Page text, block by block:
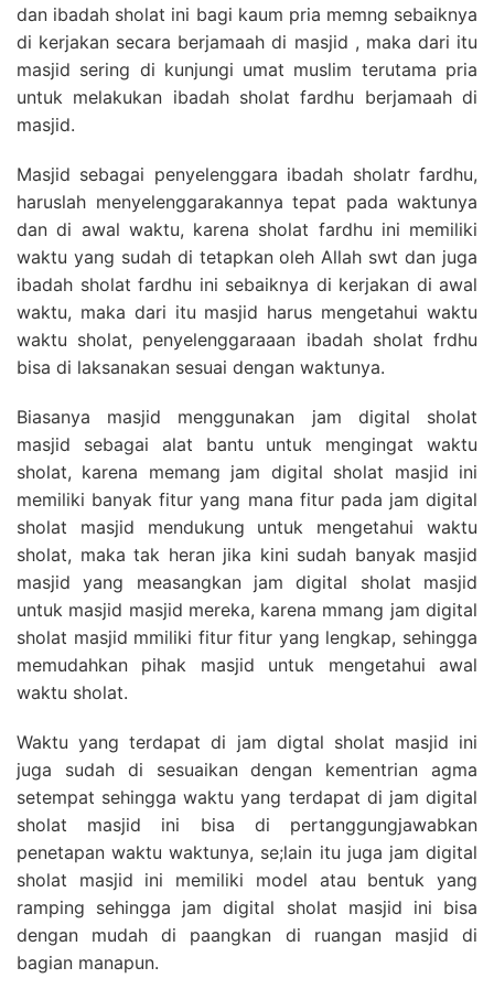
dan ibadah sholat ini bagi kaum pria memng sebaiknya
di kerjakan secara berjamaah di masjid , maka dari itu
masjid sering di kunjungi umat muslim terutama pria
untuk melakukan ibadah sholat fardhu berjamaah di
masjid.
Masjid sebagai penyelenggara ibadah sholatr fardhu,
haruslah menyelenggarakannya tepat pada waktunya
dan di awal waktu, karena sholat fardhu ini memiliki
waktu yang sudah di tetapkan oleh Allah swt dan juga
ibadah sholat fardhu ini sebaiknya di kerjakan di awal
waktu, maka dari itu masjid harus mengetahui waktu
waktu sholat, penyelenggaraaan ibadah sholat frdhu
bisa di laksanakan sesuai dengan waktunya.
Biasanya masjid menggunakan jam digital sholat
masjid sebagai alat bantu untuk mengingat waktu
sholat, karena memang jam digital sholat masjid ini
memiliki banyak fitur yang mana fitur pada jam digital
sholat masjid mendukung untuk mengetahui waktu
sholat, maka tak heran jika kini sudah banyak masjid
masjid yang measangkan jam digital sholat masjid
untuk masjid masjid mereka, karena mmang jam digital
sholat masjid mmiliki fitur fitur yang lengkap, sehingga
memudahkan pihak masjid untuk mengetahui awal
waktu sholat.
Waktu yang terdapat di jam digtal sholat masjid ini
juga sudah di sesuaikan dengan kementrian agma
setempat sehingga waktu yang terdapat di jam digital
sholat masjid ini bisa di pertanggungjawabkan
penetapan waktu waktunya, se;lain itu juga jam digital
sholat masjid ini memiliki model atau bentuk yang
ramping sehingga jam digital sholat masjid ini bisa
dengan mudah di paangkan di ruangan masjid di
bagian manapun.